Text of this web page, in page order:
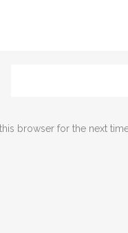
browser for the next